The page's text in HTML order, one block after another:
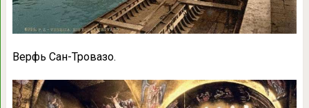
Верфь Сан-Тровазо.